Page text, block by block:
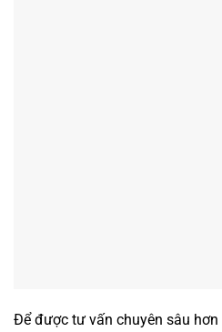
Để được tư vấn chuyên sâu